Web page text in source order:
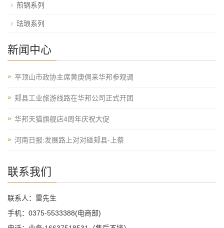
煎锅系列
珐琅系列
新闻中心
平顶山市政协主席黄庚倜来华邦参观调
郏县工业旅游线路在华邦公司正式开团
华邦天猫旗舰店4周年庆祝大促
河南日报:发展路上对对碰郏县-上蔡
联系我们
联系人：雷先生
手机：0375-5533388(电商部)